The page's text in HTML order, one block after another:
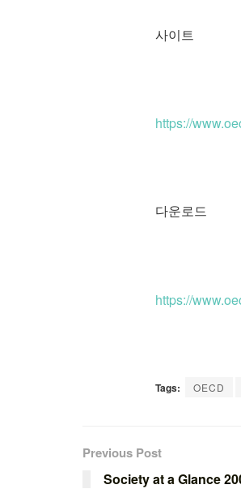
사이트
https://
다운로드
https://
Tags: OECD
Previous Post
Society at a Glance